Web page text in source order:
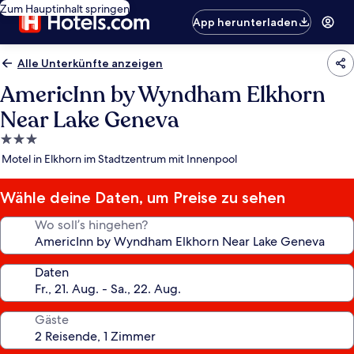
Zum Hauptinhalt springen
App herunterladen
Alle Unterkünfte anzeigen
AmericInn by Wyndham Elkhorn
Near Lake Geneva
3.0-
Sterne-
Motel in Elkhorn im Stadtzentrum mit Innenpool
Wähle deine Daten, um Preise zu sehen
Wo soll’s hingehen?
Daten
Gäste